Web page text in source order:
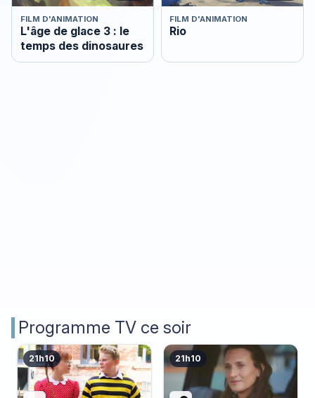
FILM D'ANIMATION
L'âge de glace 3 : le
temps des dinosaures
FILM D'ANIMATION
Rio
Programme TV ce soir
21h10 21h10